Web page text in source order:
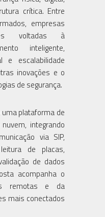
crítica. Entre
empresas
voltadas à
inteligente,
e escalabilidade
inovações e o
de segurança.
uma plataforma de
integrando
via SIP,
de placas,
de dados
acompanha o
remotas e da
mais conectados